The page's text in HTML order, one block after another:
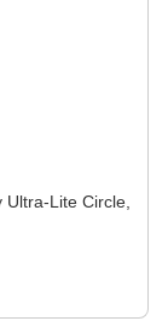
Ultra-Lite Circle,